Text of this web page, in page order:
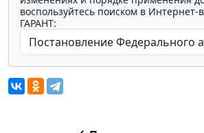
воспользуйтесь поиском в Интернет-
ГАРАНТ: